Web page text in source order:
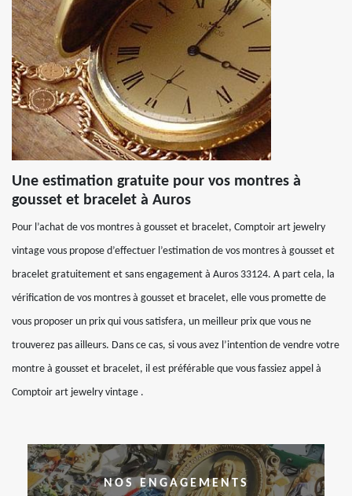
Une estimation gratuite pour vos montres à
gousset et bracelet à Auros
Pour l’achat de vos montres à gousset et bracelet, Comptoir art jewelry
vintage vous propose d’effectuer l’estimation de vos montres à gousset et
bracelet gratuitement et sans engagement à Auros 33124. A part cela, la
vérification de vos montres à gousset et bracelet, elle vous promette de
vous proposer un prix qui vous satisfera, un meilleur prix que vous ne
trouverez pas ailleurs. Dans ce cas, si vous avez l’intention de vendre votre
montre à gousset et bracelet, il est préférable que vous fassiez appel à
Comptoir art jewelry vintage .
NOS ENGAGEMENTS